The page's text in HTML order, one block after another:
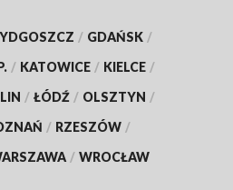
/ GDAŃSK /
/ KATOWICE / KIELCE /
/ ŁÓDŹ / OLSZTYN /
/ RZESZÓW /
/ WROCŁAW